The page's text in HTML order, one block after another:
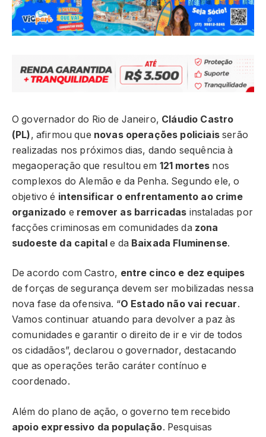
O governador do Rio de Janeiro, Cláudio Castro
(PL), afirmou que novas operações policiaisserão
realizadas nos próximos dias, dando sequência à
megaoperação que resultou em 121 mortes nos
complexos do Alemão e da Penha. Segundo ele, o
objetivo é intensificar o enfrentamento ao crime
organizado e remover as barricadas instaladas por
facções criminosas em comunidades da zona
sudoeste da capital e da Baixada Fluminense.
De acordo com Castro, entre cinco e dez equipes
de forças de segurança devem ser mobilizadas nessa
nova fase da ofensiva. “O Estado não vai recuar.
Vamos continuar atuando para devolver a paz às
comunidades e garantir o direito de ir e vir de todos
os cidadãos”, declarou o governador, destacando
que as operações terão caráter contínuo e
coordenado.
Além do plano de ação, o governo tem recebido
apoio expressivo da população. Pesquisas